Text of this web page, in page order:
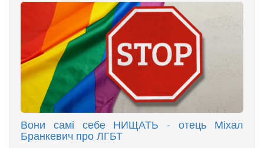
Вони самі себе НИЩАТЬ - отець Міхал
Бранкевич про ЛГБТ